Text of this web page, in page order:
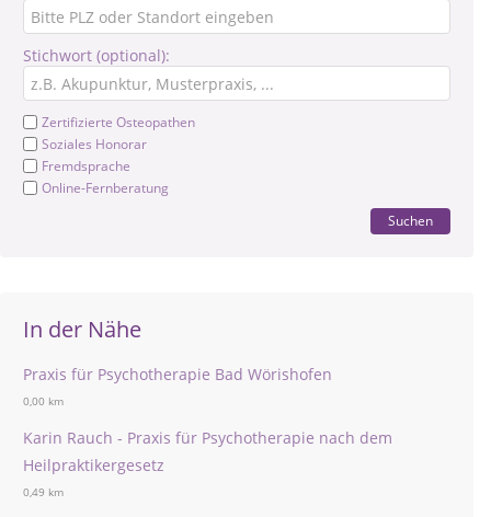
Stichwort (optional):
Zertifizierte Osteopathen
Soziales Honorar
Fremdsprache
Online-Fernberatung
Suchen
In der Nähe
Praxis für Psychotherapie Bad Wörishofen
0,00 km
Karin Rauch - Praxis für Psychotherapie nach dem
Heilpraktikergesetz
0,49 km